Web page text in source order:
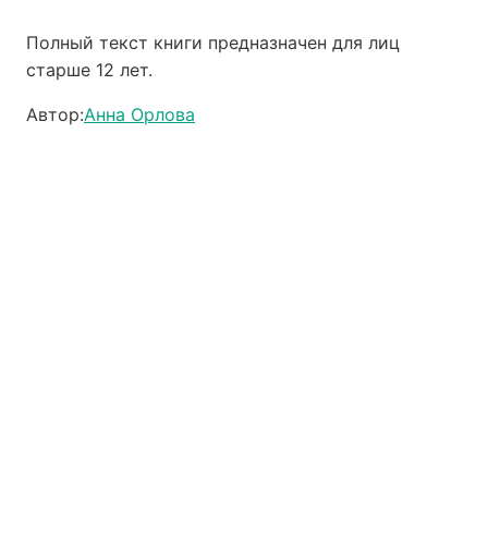
Полный текст книги предназначен для лиц
старше 12 лет.
Автор:Анна Орлова